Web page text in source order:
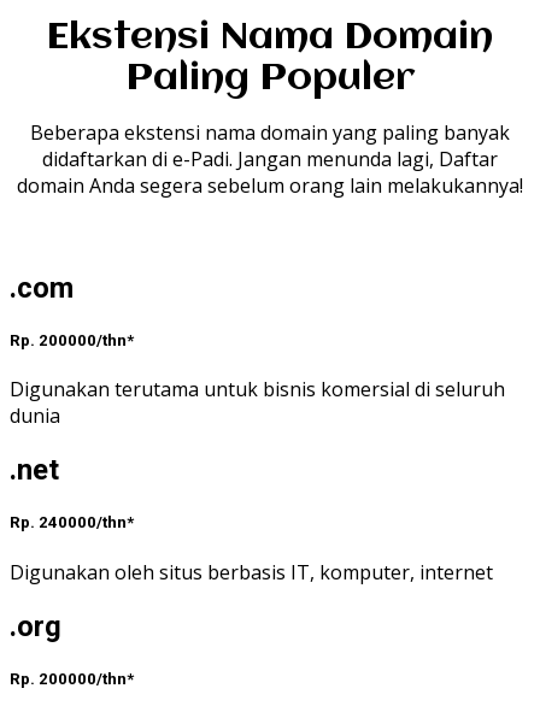
Ekstensi Nama Domain
Paling Populer
Beberapa ekstensi nama domain yang paling banyak
didaftarkan di e-Padi. Jangan menunda lagi, Daftar
domain Anda segera sebelum orang lain melakukannya!
.com
Rp. 200000/thn*
Digunakan terutama untuk bisnis komersial di seluruh
dunia
.net
Rp. 240000/thn*
Digunakan oleh situs berbasis IT, komputer, internet
.org
Rp. 200000/thn*